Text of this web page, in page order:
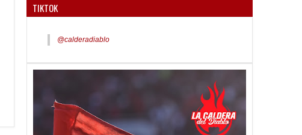
TIKTOK
@calderadiablo